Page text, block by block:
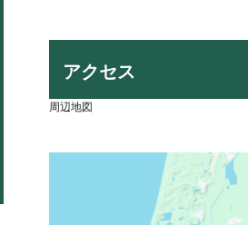
アクセス
周辺地図